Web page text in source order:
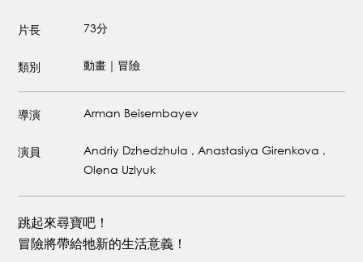
片長 73分
類別 動畫｜冒險
導演 Arman Beisembayev
演員
Andriy Dzhedzhula , Anastasiya Girenkova ,
Olena Uzlyuk
跳起來尋寶吧！
冒險將帶給牠新的生活意義！